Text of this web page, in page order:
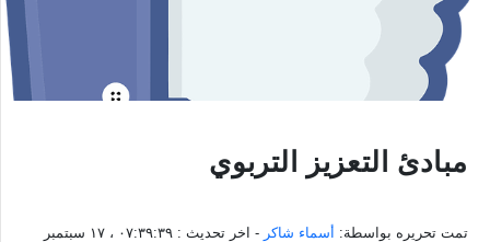
مبادئ التعزيز التربوي
تمت تحريره بواسطة: أسماء شاكر - اخر تحديث :
٠٧:٣٩:٣٩ ، ١٧ سبتمبر